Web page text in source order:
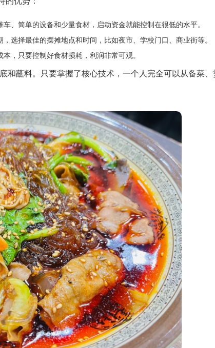
、简单的设备和少量食材，启动资金就能控制在很低的水平。
选择最佳的摆摊地点和时间，比如夜市、学校门口、商业街等。
，只要控制好食材损耗，利润非常可观。
和蘸料。只要掌握了核心技术，一个人完全可以从备菜、